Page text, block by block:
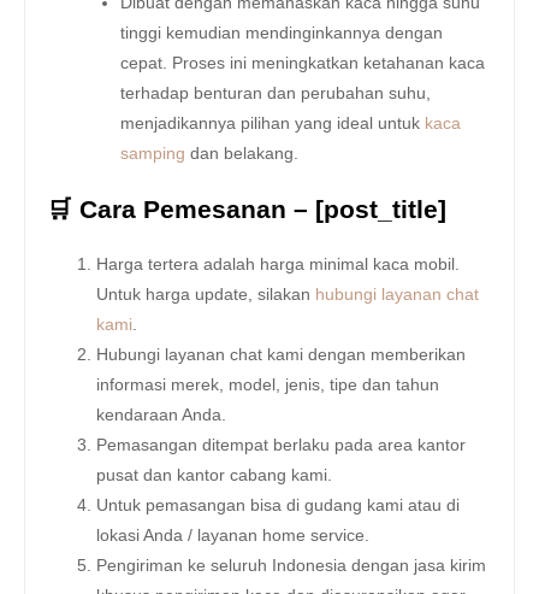
tinggi kemudian mendinginkannya dengan
cepat. Proses ini meningkatkan ketahanan kaca
terhadap benturan dan perubahan suhu,
menjadikannya pilihan yang ideal untuk kaca
samping dan belakang.
🛒 Cara Pemesanan – [post_title]
Harga tertera adalah harga minimal kaca mobil.
Untuk harga update, silakan hubungi layanan chat
kami
Hubungi layanan chat kami dengan memberikan
informasi merek, model, jenis, tipe dan tahun
kendaraan Anda.
Pemasangan ditempat berlaku pada area kantor
pusat dan kantor cabang kami.
Untuk pemasangan bisa di gudang kami atau di
lokasi Anda / layanan home service.
Pengiriman ke seluruh Indonesia dengan jasa kirim